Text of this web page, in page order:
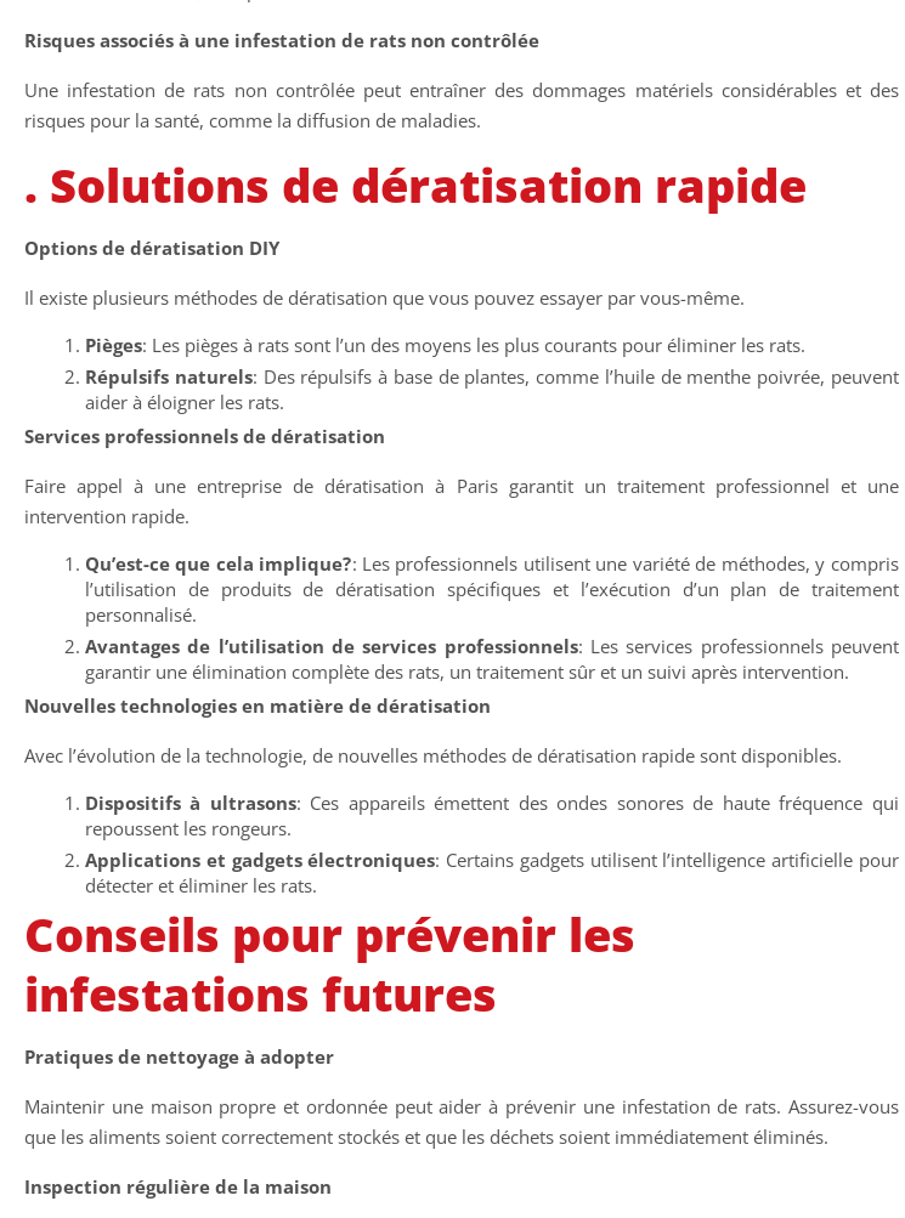
Risques associés à une infestation de rats non contrôlée
Une infestation de rats non contrôlée peut entraîner des dommages matériels considérables et des
risques pour la santé, comme la diffusion de maladies.
. Solutions de dératisation rapide
Options de dératisation DIY
Il existe plusieurs méthodes de dératisation que vous pouvez essayer par vous-même.
Pièges: Les pièges à rats sont l’un des moyens les plus courants pour éliminer les rats.
Répulsifs naturels: Des répulsifs à base de plantes, comme l’huile de menthe poivrée, peuvent
aider à éloigner les rats.
Services professionnels de dératisation
Faire appel à une entreprise de dératisation à Paris garantit un traitement professionnel et une
intervention rapide.
Qu’est-ce que cela implique?: Les professionnels utilisent une variété de méthodes, y compris
l’utilisation de produits de dératisation spécifiques et l’exécution d’un plan de traitement
personnalisé.
Avantages de l’utilisation de services professionnels: Les services professionnels peuvent
garantir une élimination complète des rats, un traitement sûr et un suivi après intervention.
Nouvelles technologies en matière de dératisation
Avec l’évolution de la technologie, de nouvelles méthodes de dératisation rapide sont disponibles.
Dispositifs à ultrasons: Ces appareils émettent des ondes sonores de haute fréquence qui
repoussent les rongeurs.
Applications et gadgets électroniques: Certains gadgets utilisent l’intelligence artificielle pour
détecter et éliminer les rats.
Conseils pour prévenir les
infestations futures
Pratiques de nettoyage à adopter
Maintenir une maison propre et ordonnée peut aider à prévenir une infestation de rats. Assurez-vous
que les aliments soient correctement stockés et que les déchets soient immédiatement éliminés.
Inspection régulière de la maison